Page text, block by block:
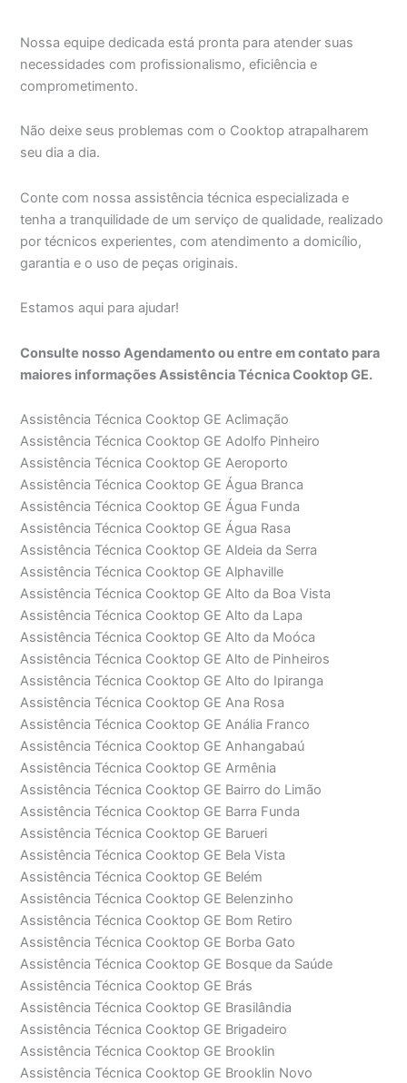
Nossa equipe dedicada está pronta para atender suas
necessidades com profissionalismo, eficiência e
comprometimento.
Não deixe seus problemas com o Cooktop atrapalharem
seu dia a dia.
Conte com nossa assistência técnica especializada e
tenha a tranquilidade de um serviço de qualidade, realizado
por técnicos experientes, com atendimento a domicílio,
garantia e o uso de peças originais.
Estamos aqui para ajudar!
Consulte nosso Agendamento ou entre em contato para
maiores informações Assistência Técnica Cooktop GE.
Assistência Técnica Cooktop GE Aclimação
Assistência Técnica Cooktop GE Adolfo Pinheiro
Assistência Técnica Cooktop GE Aeroporto
Assistência Técnica Cooktop GE Água Branca
Assistência Técnica Cooktop GE Água Funda
Assistência Técnica Cooktop GE Água Rasa
Assistência Técnica Cooktop GE Aldeia da Serra
Assistência Técnica Cooktop GE Alphaville
Assistência Técnica Cooktop GE Alto da Boa Vista
Assistência Técnica Cooktop GE Alto da Lapa
Assistência Técnica Cooktop GE Alto da Moóca
Assistência Técnica Cooktop GE Alto de Pinheiros
Assistência Técnica Cooktop GE Alto do Ipiranga
Assistência Técnica Cooktop GE Ana Rosa
Assistência Técnica Cooktop GE Anália Franco
Assistência Técnica Cooktop GE Anhangabaú
Assistência Técnica Cooktop GE Armênia
Assistência Técnica Cooktop GE Bairro do Limão
Assistência Técnica Cooktop GE Barra Funda
Assistência Técnica Cooktop GE Barueri
Assistência Técnica Cooktop GE Bela Vista
Assistência Técnica Cooktop GE Belém
Assistência Técnica Cooktop GE Belenzinho
Assistência Técnica Cooktop GE Bom Retiro
Assistência Técnica Cooktop GE Borba Gato
Assistência Técnica Cooktop GE Bosque da Saúde
Assistência Técnica Cooktop GE Brás
Assistência Técnica Cooktop GE Brasilândia
Assistência Técnica Cooktop GE Brigadeiro
Assistência Técnica Cooktop GE Brooklin
Assistência Técnica Cooktop GE Brooklin Novo